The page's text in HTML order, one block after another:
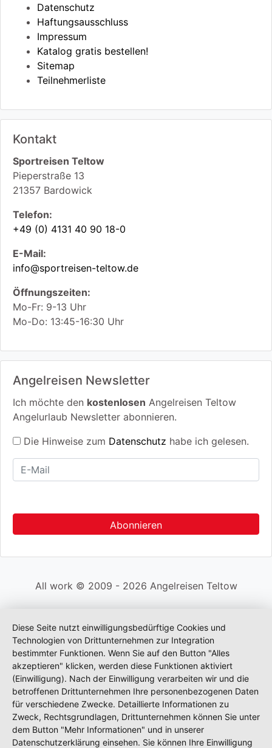
Datenschutz
Haftungsausschluss
Impressum
Katalog gratis bestellen!
Sitemap
Teilnehmerliste
Kontakt
Sportreisen Teltow
Pieperstraße 13
21357 Bardowick
Telefon:
+49 (0) 4131 40 90 18-0
E-Mail:
info@sportreisen-teltow.de
Öffnungszeiten:
Mo-Fr: 9-13 Uhr
Mo-Do: 13:45-16:30 Uhr
Angelreisen Newsletter
Ich möchte den kostenlosen Angelreisen Teltow
Angelurlaub Newsletter abonnieren.
Die Hinweise zum Datenschutz habe ich gelesen.
All work © 2009 - 2026 Angelreisen Teltow
Diese Seite nutzt einwilligungsbedürftige Cookies und
Technologien von Drittunternehmen zur Integration
bestimmter Funktionen. Wenn Sie auf den Button "Alles
akzeptieren" klicken, werden diese Funktionen aktiviert
(Einwilligung). Nach der Einwilligung verarbeiten wir und die
betroffenen Drittunternehmen Ihre personenbezogenen Daten
für verschiedene Zwecke. Detaillierte Informationen zu
Zweck, Rechtsgrundlagen, Drittunternehmen können Sie unter
dem Button "Mehr Informationen" und in unserer
Datenschutzerklärung einsehen. Sie können Ihre Einwilligung